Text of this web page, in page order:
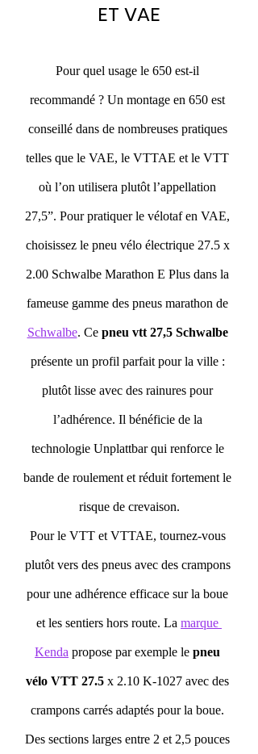
ET VAE
Pour quel usage le 650 est-il
recommandé ? Un montage en 650 est
conseillé dans de nombreuses pratiques
telles que le VAE, le VTTAE et le VTT
où l’on utilisera plutôt l’appellation
27,5”. Pour pratiquer le vélotaf en VAE,
choisissez le pneu vélo électrique 27.5 x
2.00 Schwalbe Marathon E Plus dans la
fameuse gamme des pneus marathon de
Schwalbe. Ce pneu vtt 27,5 Schwalbe
présente un profil parfait pour la ville :
plutôt lisse avec des rainures pour
l’adhérence. Il bénéficie de la
technologie Unplattbar qui renforce le
bande de roulement et réduit fortement le
risque de crevaison.
Pour le VTT et VTTAE, tournez-vous
plutôt vers des pneus avec des crampons
pour une adhérence efficace sur la boue
et les sentiers hors route. La marque
Kenda propose par exemple le pneu
vélo VTT 27.5 x 2.10 K-1027 avec des
crampons carrés adaptés pour la boue.
Des sections larges entre 2 et 2,5 pouces